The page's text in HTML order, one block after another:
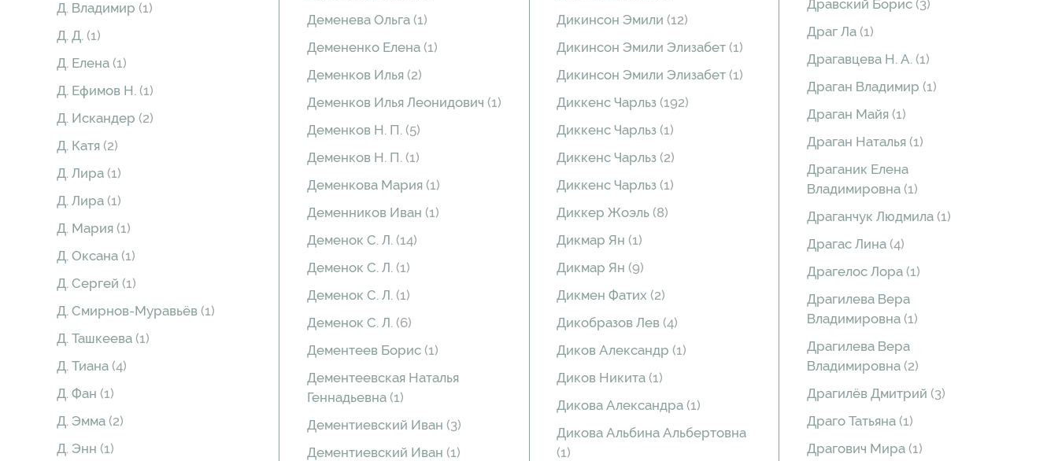
Д. Владимир (1)
Д. Д. (1)
Д. Елена (1)
Д. Ефимов Н. (1)
Д. Искандер (2)
Д. Катя (2)
Д. Лира (1)
Д. Лира (1)
Д. Мария (1)
Д. Оксана (1)
Д. Сергей (1)
Д. Смирнов-Муравьёв (1)
Д. Ташкеева (1)
Д. Тиана (4)
Д. Фан (1)
Д. Эмма (2)
Д. Энн (1)
Деменева Ольга (1)
Демененко Елена (1)
Деменков Илья (2)
Деменков Илья Леонидович (1)
Деменков Н. П. (5)
Деменков Н. П. (1)
Деменкова Мария (1)
Деменников Иван (1)
Деменок С. Л. (14)
Деменок С. Л. (1)
Деменок С. Л. (1)
Деменок С. Л. (6)
Дементеев Борис (1)
Дементеевская Наталья
Геннадьевна (1)
Дементиевский Иван (3)
Дементиевский Иван (1)
Дикинсон Эмили (12)
Дикинсон Эмили Элизабет (1)
Дикинсон Эмили Элизабет (1)
Диккенс Чарльз (192)
Диккенс Чарльз (1)
Диккенс Чарльз (2)
Диккенс Чарльз (1)
Диккер Жоэль (8)
Дикмар Ян (1)
Дикмар Ян (9)
Дикмен Фатих (2)
Дикобразов Лев (4)
Диков Александр (1)
Диков Никита (1)
Дикова Александра (1)
Дикова Альбина Альбертовна
(1)
Дравский Борис (3)
Драг Ла (1)
Драгавцева Н. А. (1)
Драган Владимир (1)
Драган Майя (1)
Драган Наталья (1)
Драганик Елена
Владимировна (1)
Драганчук Людмила (1)
Драгас Лина (4)
Драгелос Лора (1)
Драгилева Вера
Владимировна (1)
Драгилева Вера
Владимировна (2)
Драгилёв Дмитрий (3)
Драго Татьяна (1)
Драгович Мира (1)